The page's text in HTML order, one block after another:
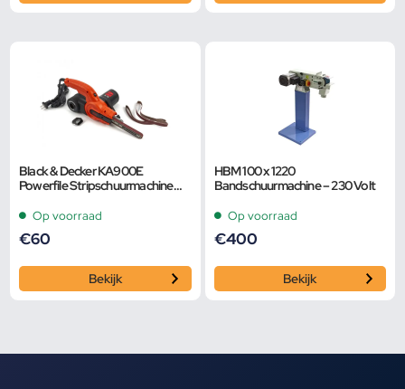
Black & Decker KA900E
Powerfile Stripschuurmachine
x 451 mm. – KA900
Op voorraad
€60
Bekijk
HBM 100 x 1220
Bandschuurmachine – 230 Volt
Op voorraad
€400
Bekijk